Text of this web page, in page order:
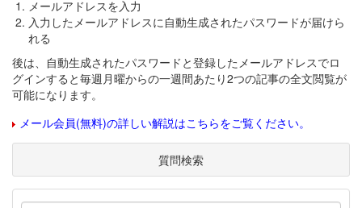
メールアドレスを入力
入力したメールアドレスに自動生成されたパスワードが届けら
れる
後は、自動生成されたパスワードと登録したメールアドレスでロ
グインすると毎週月曜からの一週間あたり2つの記事の全文閲覧が
可能になります。
メール会員(無料)の詳しい解説はこちらをご覧ください。
質問検索